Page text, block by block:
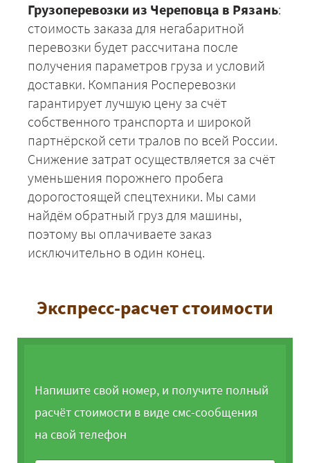
Грузоперевозки из Череповца в Рязань:
стоимость заказа для негабаритной
перевозки будет рассчитана после
получения параметров груза и условий
доставки. Компания Росперевозки
гарантирует лучшую цену за счёт
собственного транспорта и широкой
партнёрской сети тралов по всей России.
Снижение затрат осуществляется за счёт
уменьшения порожнего пробега
дорогостоящей спецтехники. Мы сами
найдём обратный груз для машины,
поэтому вы оплачиваете заказ
исключительно в один конец.
Экспресс-расчет стоимости
Напишите свой номер, и получите полный
расчёт стоимости в виде смс-сообщения
на свой телефон